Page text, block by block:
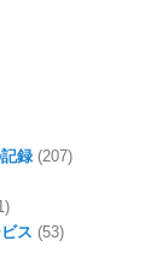
録 (207)
ス (53)